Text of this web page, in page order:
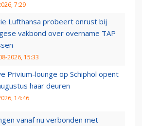
7:29
Lufthansa probeert onrust bij
vakbond over overname TAP
2026, 15:33
Privium-lounge op Schiphol opent
haar deuren
14:46
vanaf nu verbonden met